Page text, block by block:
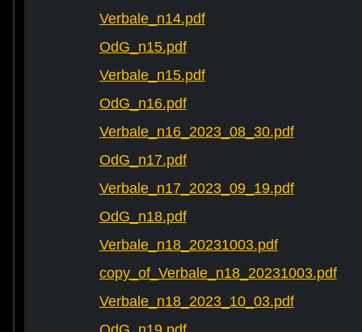
Verbale_n14.pdf
OdG_n15.pdf
Verbale_n15.pdf
OdG_n16.pdf
Verbale_n16_2023_08_30.pdf
OdG_n17.pdf
Verbale_n17_2023_09_19.pdf
OdG_n18.pdf
Verbale_n18_20231003.pdf
copy_of_Verbale_n18_20231003.pdf
Verbale_n18_2023_10_03.pdf